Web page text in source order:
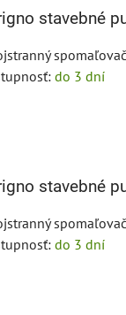
stavebné
do 3 dní
stavebné
do 3 dní